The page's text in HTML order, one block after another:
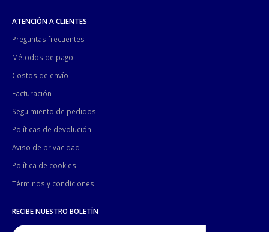
ATENCIÓN A CLIENTES
Preguntas frecuentes
Métodos de pago
Costos de envío
Facturación
Seguimiento de pedidos
Políticas de devolución
Aviso de privacidad
Política de cookies
Términos y condiciones
RECIBE NUESTRO BOLETÍN